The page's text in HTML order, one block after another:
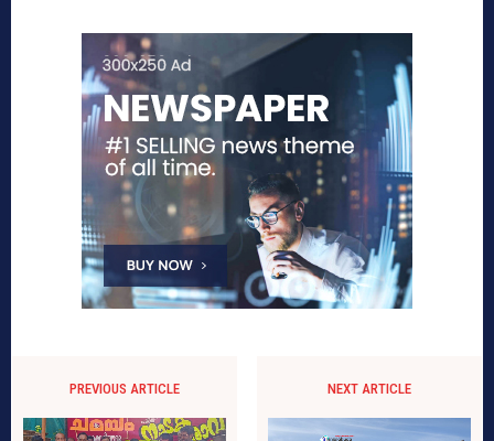
PREVIOUS ARTICLE NEXT ARTICLE